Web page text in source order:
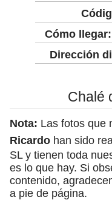
Cómo llegar:
Dirección
Chalé
Nota: Las fotos que
Ricardo han sido
SL y tienen toda
es lo que hay. Si
contenido,
a pie de página.